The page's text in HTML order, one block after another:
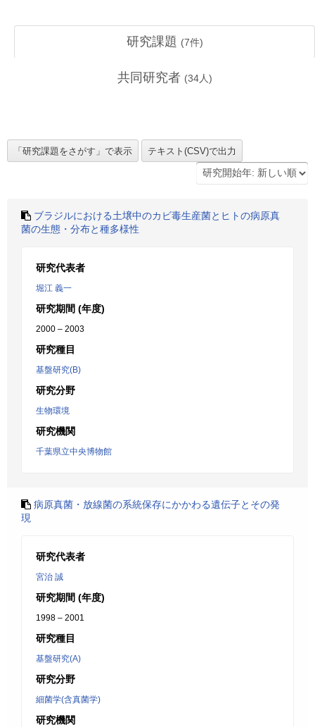
研究課題 (7件)
共同研究者 (34人)
ブラジルにおける土壌中のカビ毒生産菌とヒトの病原真
菌の生態・分布と種多様性
研究代表者
堀江 義一
研究期間 (年度)
2000 – 2003
研究種目
基盤研究(B)
研究分野
生物環境
研究機関
千葉県立中央博物館
病原真菌・放線菌の系統保存にかかわる遺伝子とその発
現
研究代表者
宮治 誠
研究期間 (年度)
1998 – 2001
研究種目
基盤研究(A)
研究分野
細菌学(含真菌学)
研究機関